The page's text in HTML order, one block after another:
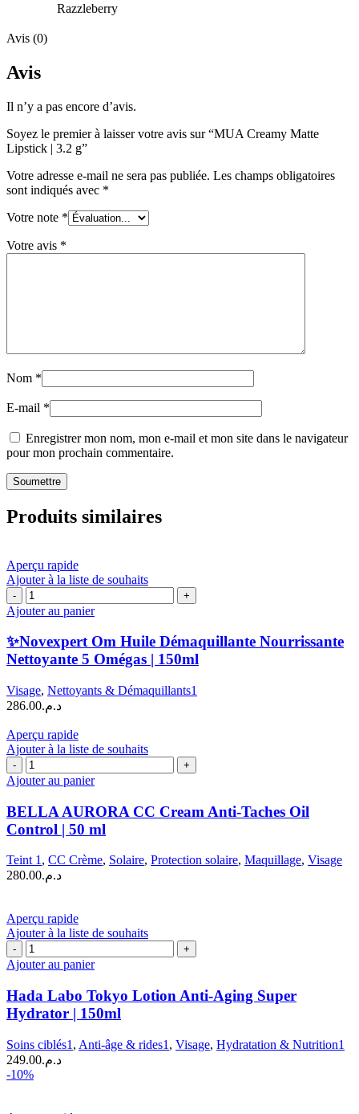
Razzleberry
Avis (0)
Avis
Il n’y a pas encore d’avis.
Soyez le premier à laisser votre avis sur “MUA Creamy Matte
Lipstick | 3.2 g”
Votre adresse e-mail ne sera pas publiée. Les champs obligatoires
sont indiqués avec *
Votre note *
Votre avis *
Nom *
E-mail *
Enregistrer mon nom, mon e-mail et mon site dans le navigateur
pour mon prochain commentaire.
Produits similaires
Aperçu rapide
Ajouter à la liste de souhaits
quantité
de
✨Novexpert
Om
Huile
Démaquillante
Nettoyante
5
|
150ml
Ajouter au panier
✨Novexpert Om Huile Démaquillante Nourrissante
Nettoyante 5 Omégas | 150ml
Visage, Nettoyants & Démaquillants1
د.م.286.00
Aperçu rapide
Ajouter à la liste de souhaits
quantité
de
BELLA
AURORA
CC
Cream
Taches
Oil
50
ml
Ajouter au panier
BELLA AURORA CC Cream Anti-Taches Oil
Control | 50 ml
Teint 1, CC Crème, Solaire, Protection solaire, Maquillage, Visage
د.م.280.00
Aperçu rapide
Ajouter à la liste de souhaits
quantité
de
Labo
Tokyo
Lotion
Aging
Super
Hydrator
Ajouter au panier
Hada Labo Tokyo Lotion Anti-Aging Super
Hydrator | 150ml
Soins ciblés1 , Anti-âge & rides1 , Visage, Hydratation & Nutrition1
د.م.249.00
-10%